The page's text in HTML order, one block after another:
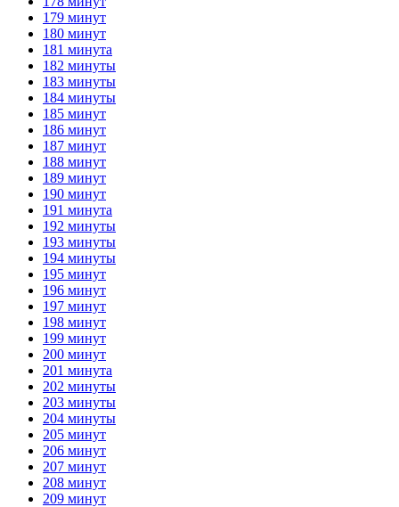
179 минут
180 минут
181 минута
182 минуты
183 минуты
184 минуты
185 минут
186 минут
187 минут
188 минут
189 минут
190 минут
191 минута
192 минуты
193 минуты
194 минуты
195 минут
196 минут
197 минут
198 минут
199 минут
200 минут
201 минута
202 минуты
203 минуты
204 минуты
205 минут
206 минут
207 минут
208 минут
209 минут